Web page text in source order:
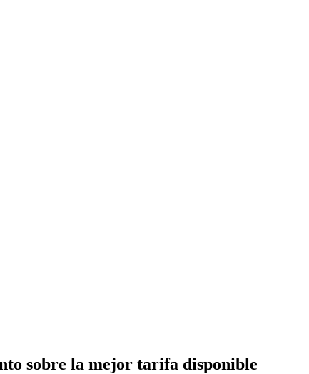
sobre la mejor tarifa disponible